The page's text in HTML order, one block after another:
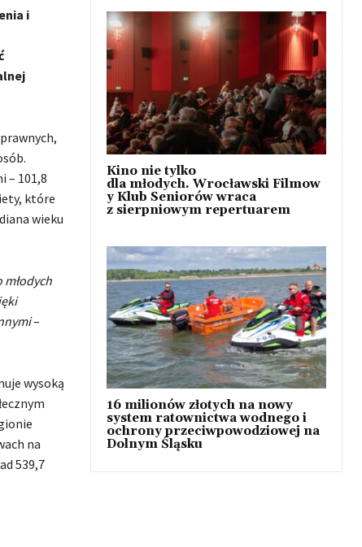
i
– 101,8
które
wieku
–
wysoką
na
539,7
Kino nie tylko
dla młodych. Wrocławski Filmow
y Klub Seniorów wraca
z sierpniowym repertuarem
16 milionów złotych na nowy
system ratownictwa wodnego i
ochrony przeciwpowodziowej na
Dolnym Śląsku